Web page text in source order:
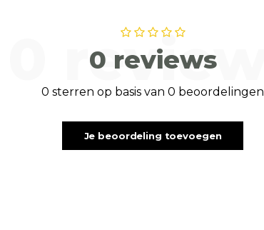
0 reviews
0 reviews
0 sterren op basis van 0 beoordelingen
Je beoordeling toevoegen